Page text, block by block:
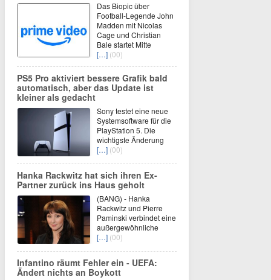
Das Biopic über
Football-Legende John
Madden mit Nicolas
Cage und Christian
Bale startet Mitte
[…] (00)
PS5 Pro aktiviert bessere Grafik bald
automatisch, aber das Update ist
kleiner als gedacht
Sony testet eine neue
Systemsoftware für die
PlayStation 5. Die
wichtigste Änderung
[…] (00)
Hanka Rackwitz hat sich ihren Ex-
Partner zurück ins Haus geholt
(BANG) - Hanka
Rackwitz und Pierre
Paminski verbindet eine
außergewöhnliche
[…] (00)
Infantino räumt Fehler ein - UEFA:
Ändert nichts an Boykott